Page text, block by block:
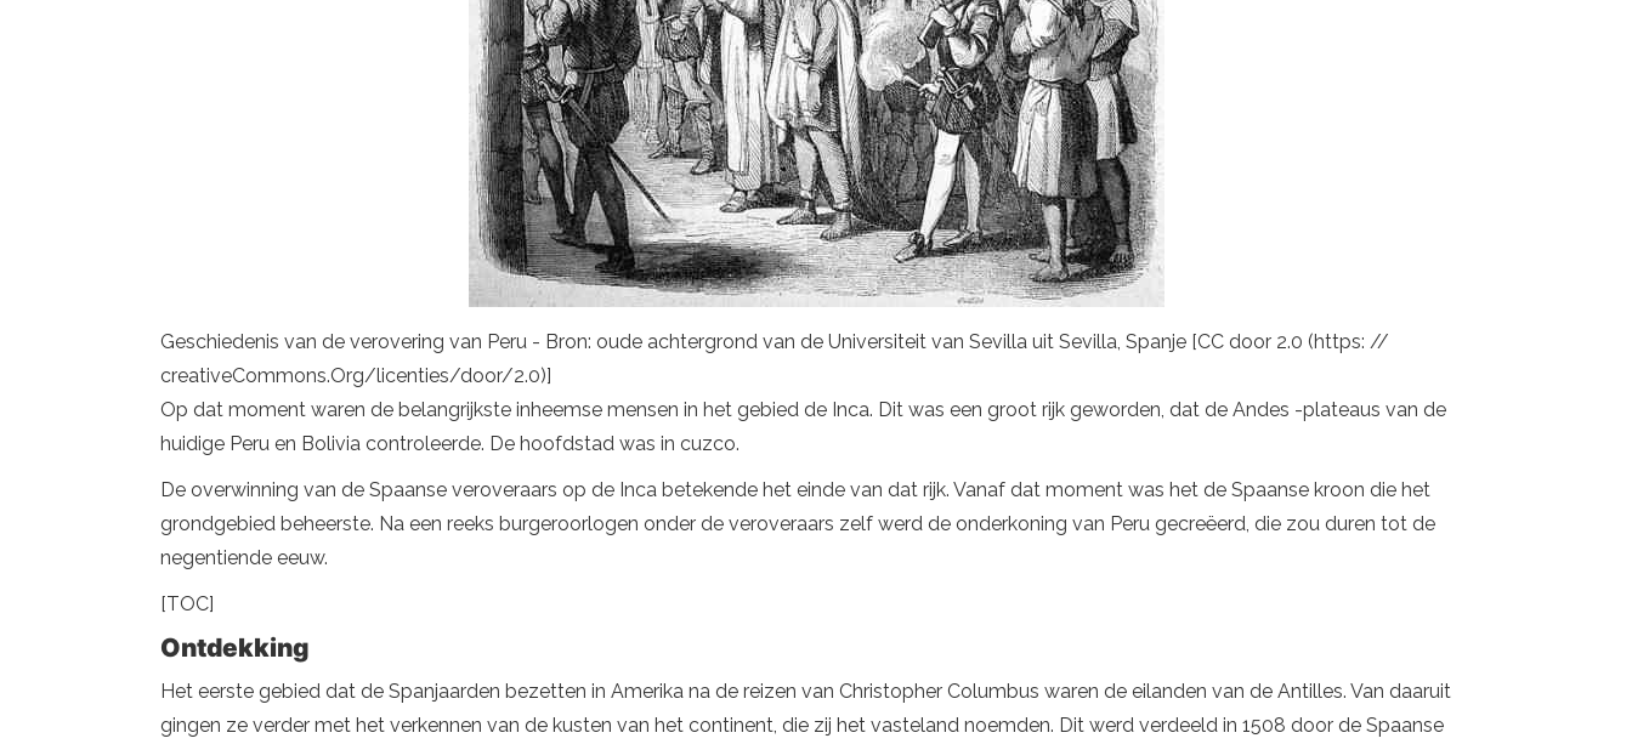
Geschiedenis van de verovering van Peru - Bron: oude achtergrond van de Universiteit van Sevilla uit Sevilla, Spanje [CC door 2.0 (https: //
creativeCommons.Org/licenties/door/2.0)]
Op dat moment waren de belangrijkste inheemse mensen in het gebied de Inca. Dit was een groot rijk geworden, dat de Andes -plateaus van de
huidige Peru en Bolivia controleerde. De hoofdstad was in cuzco.
De overwinning van de Spaanse veroveraars op de Inca betekende het einde van dat rijk. Vanaf dat moment was het de Spaanse kroon die het
grondgebied beheerste. Na een reeks burgeroorlogen onder de veroveraars zelf werd de onderkoning van Peru gecreëerd, die zou duren tot de
negentiende eeuw.
[TOC]
Ontdekking
Het eerste gebied dat de Spanjaarden bezetten in Amerika na de reizen van Christopher Columbus waren de eilanden van de Antilles. Van daaruit
gingen ze verder met het verkennen van de kusten van het continent, die zij het vasteland noemden. Dit werd verdeeld in 1508 door de Spaanse